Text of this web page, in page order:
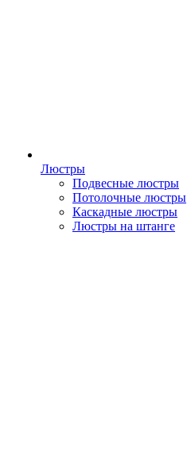
Люстры
Подвесные люстры
Потолочные люстры
Каскадные люстры
Люстры на штанге